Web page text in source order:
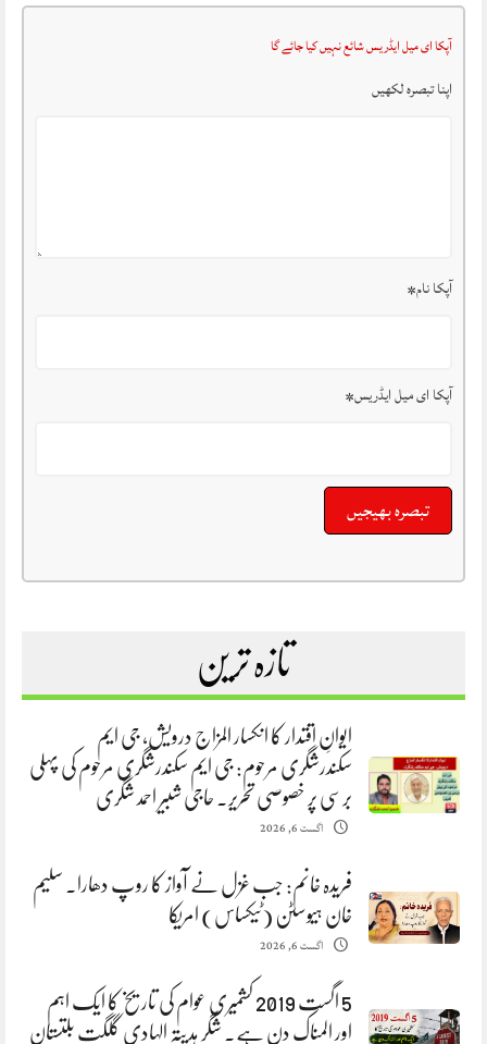
آپکا ای میل ایڈریس شائع نہیں کیا جائے گا
اپنا تبصرہ لکھیں
آپکا نام*
آپکا ای میل ایڈریس*
تازہ ترین
ایوانِ اقتدار کا انکسار المزاج درویش، جی ایم
سکندرشگری مرحوم: جی ایم سکندرشگری مرحوم کی پہلی
برسی پر خصوصی تحریر. حاجی شبیر احمد شگری
اگست 6, 2026
فریدہ خانم: جب غزل نے آواز کا روپ دھارا. سلیم
خان ہیوسٹن (ٹیکساس) امریکا
اگست 6, 2026
5 اگست 2019 کشمیری عوام کی تاریخ کا ایک اہم
اور المناک دن ہے. شگر ہدیتہ الہادی گلگت بلتستان